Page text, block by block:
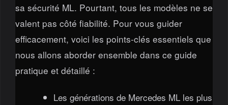
sa sécurité ML. Pourtant, tous les modèles ne se
valent pas côté fiabilité. Pour vous guider
efficacement, voici les points-clés essentiels que
nous allons aborder ensemble dans ce guide
pratique et détaillé :
Les générations de Mercedes ML les plus